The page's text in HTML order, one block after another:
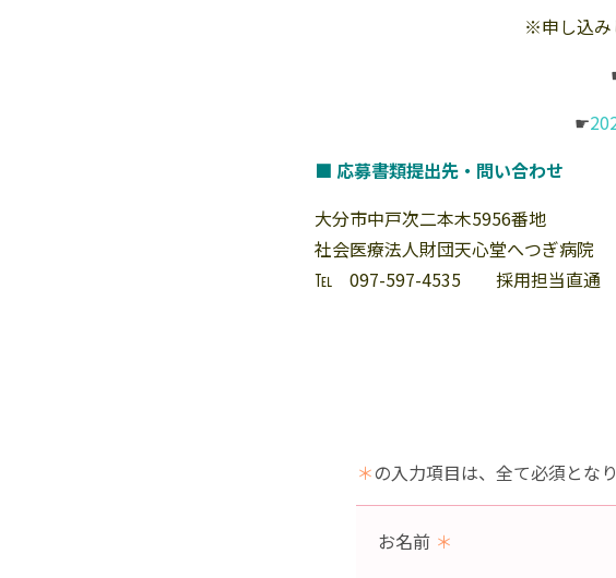
※申し込み
☛
■ 応募書類提出先・問い合わせ
大分市中戸次二本木5956番地
社会医療法人財団天心堂へつぎ病院
℡ 097-597-4535 採用担当直通
＊の入力項目は、全て必須となり
お名前 ＊